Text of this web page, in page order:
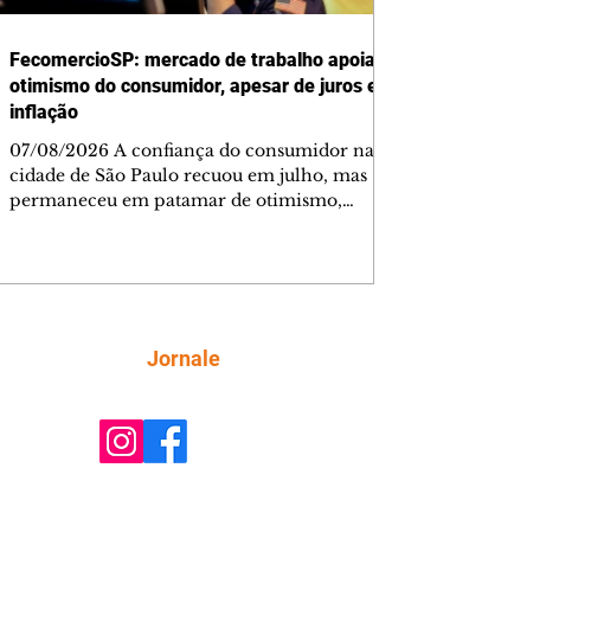
FecomercioSP: mercado de trabalho apoia
otimismo do consumidor, apesar de juros e
inflação
07/08/2026 A confiança do consumidor na
cidade de São Paulo recuou em julho, mas
permaneceu em patamar de otimismo,
mais criteriosa nas decisões de compra,
(FecomercioSP). O Índice de Confiança do
Jornale